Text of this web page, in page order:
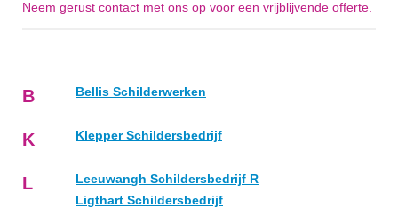
Neem gerust contact met ons op voor een vrijblijvende offerte.
B Bellis Schilderwerken
K Klepper Schildersbedrijf
L
Leeuwangh Schildersbedrijf R
Ligthart Schildersbedrijf